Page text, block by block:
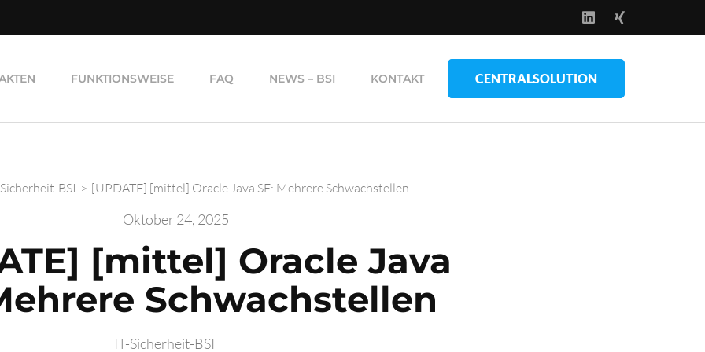
FUNKTIONSWEISE FAQ NEWS – BSI KONTAKT CENTRALSOLUTION
BSI > [UPDATE] [mittel] Oracle Java SE: Mehrere Schwachstellen
Oktober 24, 2025
[mittel] Oracle Java
Schwachstellen
IT-Sicherheit-BSI